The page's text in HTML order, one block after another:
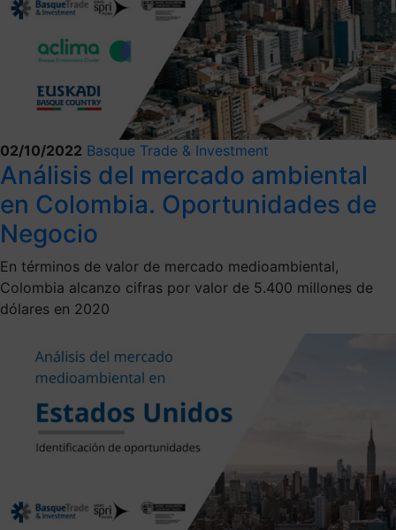
02/10/2022 Basque Trade & Investment
Análisis del mercado ambiental
en Colombia. Oportunidades de
Negocio
En términos de valor de mercado medioambiental,
Colombia alcanzo cifras por valor de 5.400 millones de
dólares en 2020